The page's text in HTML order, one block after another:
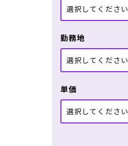
選択してください
勤務地
選択してください
単価
選択してください